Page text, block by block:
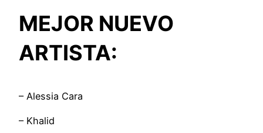
MEJOR NUEVO
ARTISTA:
– Alessia Cara
– Khalid